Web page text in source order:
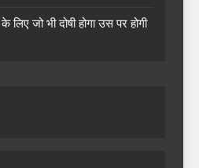
जो भी दोषी होगा उस पर होगी